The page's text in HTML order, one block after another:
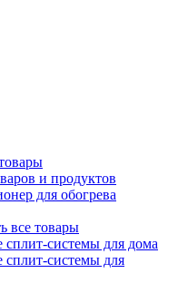
и продуктов
для обогрева
все товары
сплит-системы для дома
сплит-системы для